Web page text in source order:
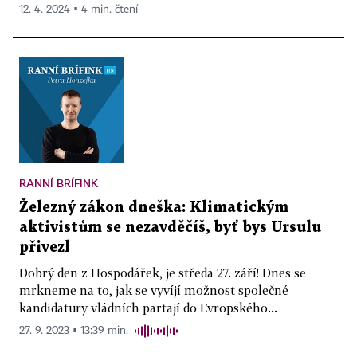
12. 4. 2024 ▪ 4 min. čtení
RANNÍ BRÍFINK
Železný zákon dneška: Klimatickým
aktivistům se nezavděčíš, byť bys Ursulu
přivezl
Dobrý den z Hospodářek, je středa 27. září! Dnes se
mrkneme na to, jak se vyvíjí možnost společné
kandidatury vládních partají do Evropského...
27. 9. 2023 ▪ 13:39 min.